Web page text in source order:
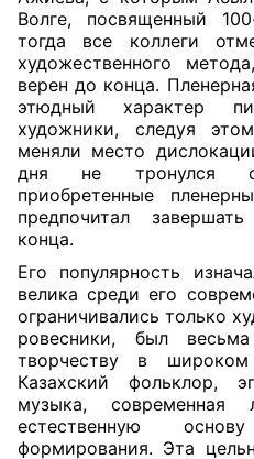
Волге, посвященный
тогда все коллеги
художественного
верен до конца.
этюдный характер
художники, следуя
меняли место
дня не тронулся
приобретенные
предпочитал
конца.
Его популярность
велика среди его
ограничивались только
ровесники, был
творчеству в
Казахский фольклор,
музыка, современная
естественную
формирования. Эта